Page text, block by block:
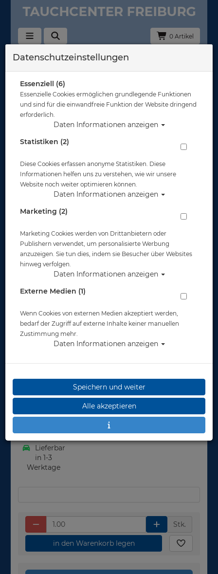
0 Artikel
Zurück
Thermo Guard Shorts - 1,5 mm - Herren -
Größe L (2015) - #
Artikelnr.: mar-412517l
Herstellerpreis: 39,00 €
29,00 €
Lieferbar
in 1-3
Werktage
Stk.
in den Warenkorb legen
Datenschutzeinstellungen
Essenziell (6)
Essenzielle Cookies ermöglichen grundlegende Funktionen
und sind für die einwandfreie Funktion der Website dringend
erforderlich.
Daten Informationen anzeigen
Statistiken (2)
Diese Cookies erfassen anonyme Statistiken. Diese
Informationen helfen uns zu verstehen, wie wir unsere
Website noch weiter optimieren können.
Daten Informationen anzeigen
Marketing (2)
Marketing Cookies werden von Drittanbietern oder
Publishern verwendet, um personalisierte Werbung
anzuzeigen. Sie tun dies, indem sie Besucher über Websites
hinweg verfolgen.
Daten Informationen anzeigen
Externe Medien (1)
Wenn Cookies von externen Medien akzeptiert werden,
bedarf der Zugriff auf externe Inhalte keiner manuellen
Zustimmung mehr.
Daten Informationen anzeigen
Speichern und weiter
Alle akzeptieren